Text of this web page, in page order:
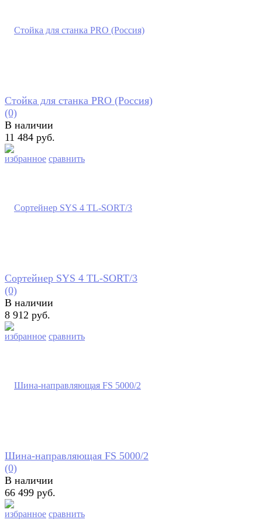
избранное сравнить
Стойка для станка PRO (Россия)
(0)
В наличии
11 484 руб.
избранное сравнить
Сортейнер SYS 4 TL-SORT/3
(0)
В наличии
8 912 руб.
избранное сравнить
Шина-направляющая FS 5000/2
(0)
В наличии
66 499 руб.